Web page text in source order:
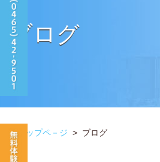
ブログ
トップペ－ジ > ブログ